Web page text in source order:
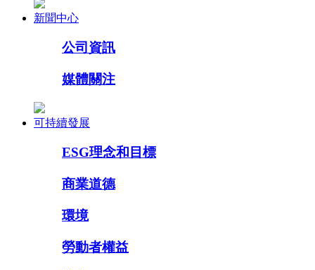
新聞中心
公司資訊
媒體關注
可持續發展
ESG理念和目標
商業道德
環境
勞動者權益